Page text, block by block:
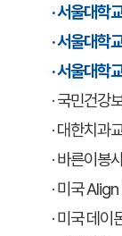
· 서울대학
· 서울대학
· 서울대학
· 국민건강
· 대한치과
· 바른이봉
· 미국
· 미국 데이